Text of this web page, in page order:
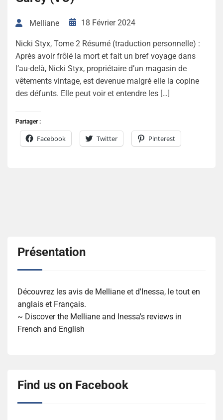
Melliane 18 Février 2024
Nicki Styx, Tome 2 Résumé (traduction personnelle) :
Après avoir frôlé la mort et fait un bref voyage dans
l’au-delà, Nicki Styx, propriétaire d’un magasin de
vêtements vintage, est devenue malgré elle la copine
des défunts. Elle peut voir et entendre les […]
Partager :
Facebook Twitter Pinterest
Présentation
Découvrez les avis de Melliane et d'Inessa, le tout en
anglais et Français.
~ Discover the Melliane and Inessa's reviews in
French and English
Find us on Facebook